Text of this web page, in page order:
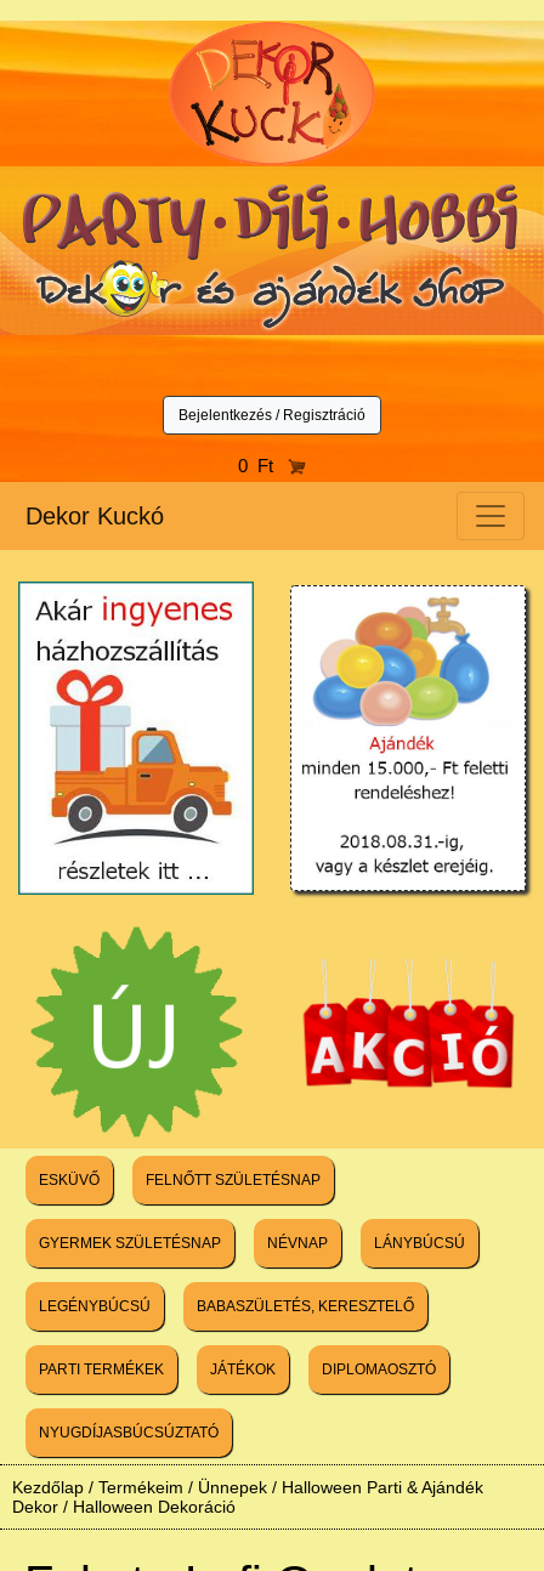
Bejelentkezés / Regisztráció
0 Ft
Dekor Kuckó
ESKÜVŐ FELNŐTT SZÜLETÉSNAP
GYERMEK SZÜLETÉSNAP NÉVNAP LÁNYBÚCSÚ
LEGÉNYBÚCSÚ BABASZÜLETÉS, KERESZTELŐ
PARTI TERMÉKEK JÁTÉKOK DIPLOMAOSZTÓ
NYUGDÍJASBÚCSÚZTATÓ
Kezdőlap / Termékeim / Ünnepek / Halloween Parti & Ajándék
Dekor / Halloween Dekoráció